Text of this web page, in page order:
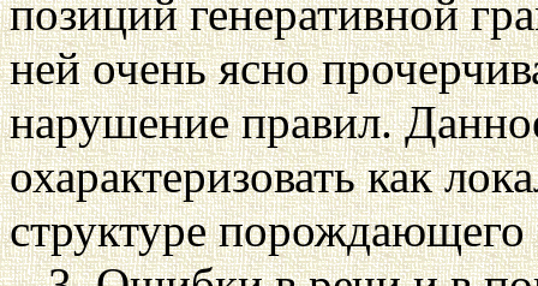
позиций генеративной
ней очень ясно
нарушение правил.
охарактеризовать как
структуре порождающего